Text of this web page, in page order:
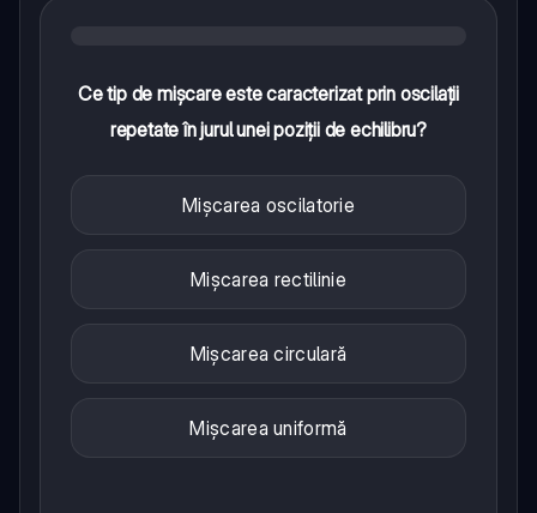
Ce tip de mișcare este caracterizat prin oscilații
repetate în jurul unei poziții de echilibru?
Mișcarea oscilatorie
Mișcarea rectilinie
Mișcarea circulară
Mișcarea uniformă